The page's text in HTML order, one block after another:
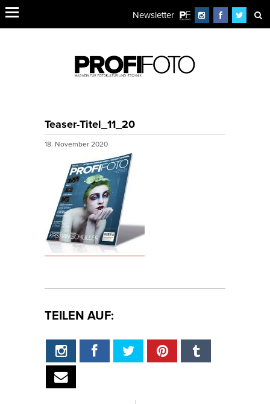
Newsletter
Teaser-Titel_11_20
18. November 2020
TEILEN AUF: